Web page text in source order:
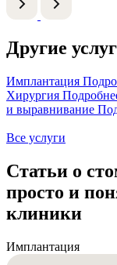
Другие
Имплантация
Хирургия
и выравнивание
Все услуги
Статьи о
просто и
клиники
Имплантация